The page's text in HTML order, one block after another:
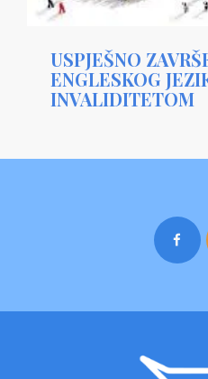
USPJEŠNO
ENGLESKOG
INVALIDITETOM